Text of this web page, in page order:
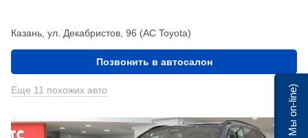
Казань, ул. Декабристов, 96 (АС Toyota)
Позвонить в автосалон
Еще 11 похожих авто Мы on-line)